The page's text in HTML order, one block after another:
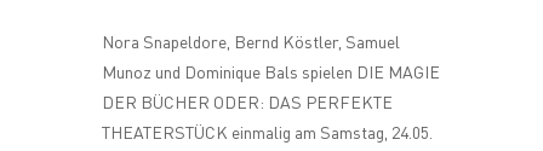
Nora Snapeldore, Bernd Köstler, Samuel
Munoz und Dominique Bals spielen DIE MAGIE
DER BÜCHER ODER: DAS PERFEKTE
THEATERSTÜCK einmalig am Samstag, 24.05.